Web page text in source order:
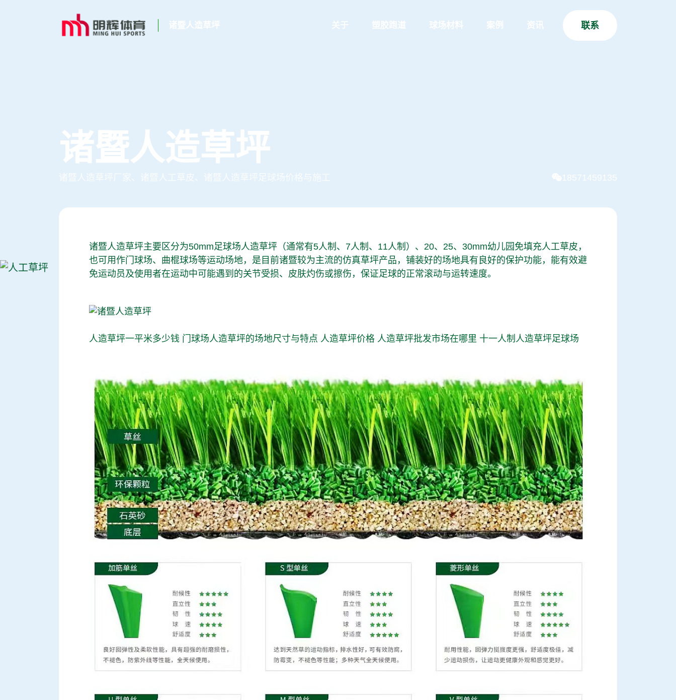
诸暨人造草坪 关于 塑胶跑道 球场材料 案例 资讯 联系
诸暨人造草坪
诸暨人造草坪厂家、诸暨人工草皮、诸暨人造草坪足球场价格与施工 18571459135
诸暨人造草坪主要区分为50mm足球场人造草坪（通常有5人制、7人制、11人制）、20、25、30mm幼儿园免填充人工草皮，
也可用作门球场、曲棍球场等运动场地，是目前诸暨较为主流的仿真草坪产品，铺装好的场地具有良好的保护功能，能有效避
免运动员及使用者在运动中可能遇到的关节受损、皮肤灼伤或擦伤，保证足球的正常滚动与运转速度。
人造草坪一平米多少钱 门球场人造草坪的场地尺寸与特点 人造草坪价格 人造草坪批发市场在哪里 十一人制人造草坪足球场